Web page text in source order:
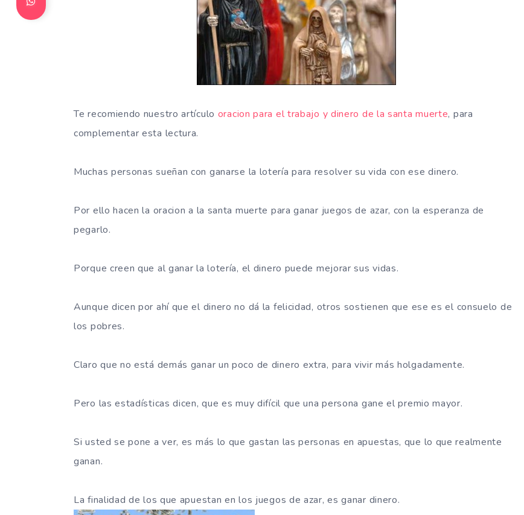
Te recomiendo nuestro artículo oracion para el trabajo y dinero de la santa muerte, para
complementar esta lectura.
Muchas personas sueñan con ganarse la lotería para resolver su vida con ese dinero.
Por ello hacen la oracion a la santa muerte para ganar juegos de azar, con la esperanza de
pegarlo.
Porque creen que al ganar la lotería, el dinero puede mejorar sus vidas.
Aunque dicen por ahí que el dinero no dá la felicidad, otros sostienen que ese es el consuelo de
los pobres.
Claro que no está demás ganar un poco de dinero extra, para vivir más holgadamente.
Pero las estadísticas dicen, que es muy difícil que una persona gane el premio mayor.
Si usted se pone a ver, es más lo que gastan las personas en apuestas, que lo que realmente
ganan.
La finalidad de los que apuestan en los juegos de azar, es ganar dinero.